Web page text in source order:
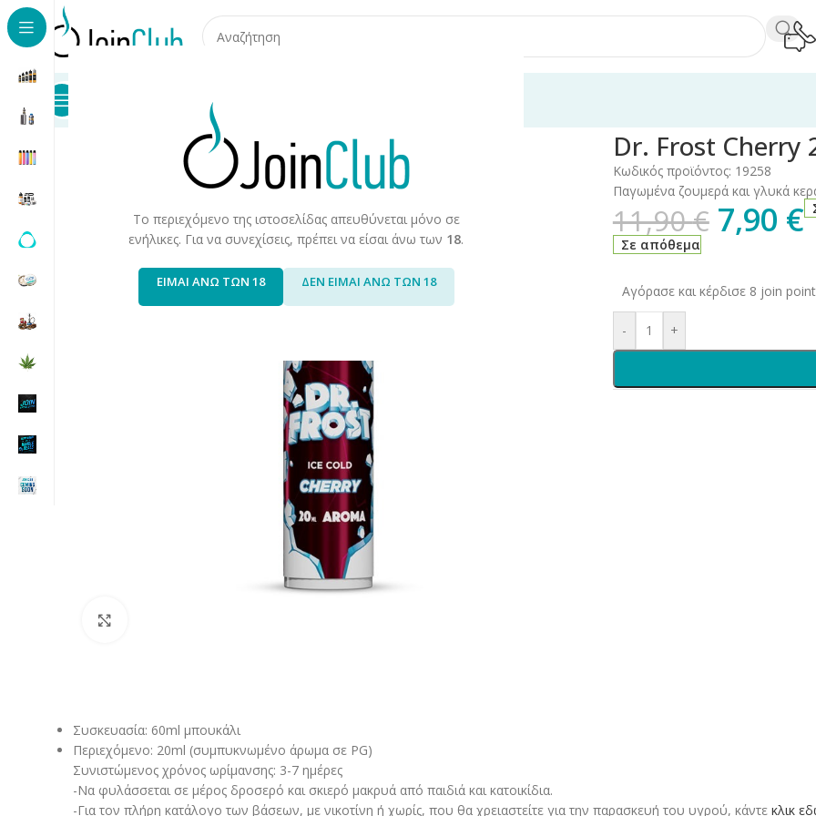
Το περιεχόμενο της ιστοσελίδας απευθύνεται μόνο σε
ενήλικες. Για να συνεχίσεις, πρέπει να είσαι άνω των 18.
ΕΙΜΑΙ ΑΝΩ ΤΩΝ 18 ΔΕΝ ΕΙΜΑΙ ΑΝΩ ΤΩΝ 18
Καταστήματα
Join Special Offers
Dr. Frost Cherry
Κωδικός προϊόντος: 19258
Παγωμένα ζουμερά και γλυκά
11,90€ 7,90 €
Σε απόθεμα
Αγόρασε και κέρδισε 8 join
- +
Συσκευασία: 60ml μπουκάλι
Περιεχόμενο: 20ml (συμπυκνωμένο άρωμα σε PG)
Συνιστώμενος χρόνος ωρίμανσης: 3-7 ημέρες
-Να φυλάσσεται σε μέρος δροσερό και σκιερό μακρυά από παιδιά και κατοικίδια.
-Για τον πλήρη κατάλογο των βάσεων, με νικοτίνη ή χωρίς, που θα χρειαστείτε για την παρασκευή του υγρού, κάντε κλικ